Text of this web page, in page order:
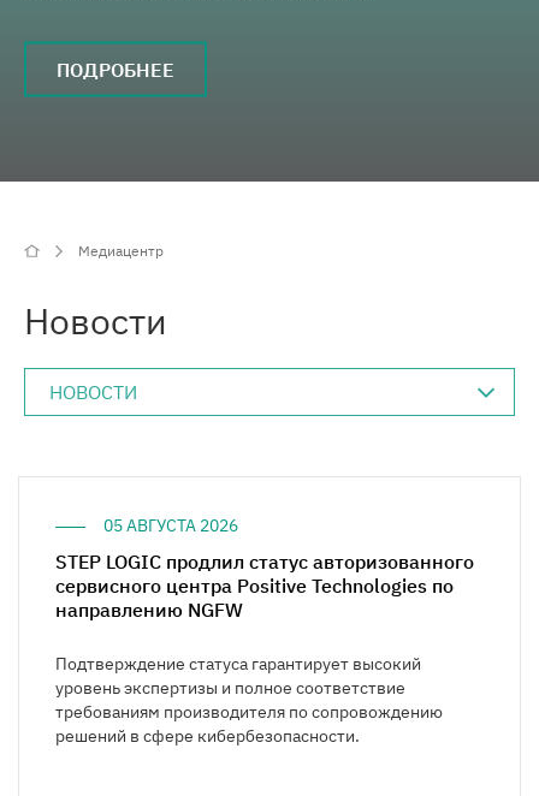
ПОДРОБНЕЕ
Медиацентр
Новости
05 АВГУСТА 2026
STEP LOGIC продлил статус авторизованного
сервисного центра Positive Technologies по
направлению NGFW
Подтверждение статуса гарантирует высокий
уровень экспертизы и полное соответствие
требованиям производителя по сопровождению
решений в сфере кибербезопасности.
Отрасли
Проекты